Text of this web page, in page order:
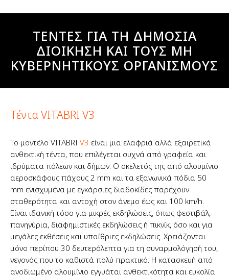
ΤΕΝΤΕΣ ΓΙΑ ΤΗ ΔΗΜΟΣΙΑ
ΔΙΟΙΚΗΣΗ ΚΑΙ ΤΟΥΣ ΜΗ
ΚΥΒΕΡΝΗΤΙΚΟΥΣ ΟΡΓΑΝΙΣΜΟΥΣ
Τέντα VITABRI V3
Το μοντέλο VITABRI V3 είναι μια ελαφριά αλλά εξαιρετικά
ανθεκτική τέντα, που επιλέγεται συχνά από γραφεία και
ιδρύματα πόλεων και δήμων. Ο σκελετός της από αλουμίνιο
αεροσκάφους πάχους 2 mm και τα εξαγωνικά πόδια 50
mm ενισχυμένα με εγκάρσιες διαδοκίδες παρέχουν
σταθερότητα και αντοχή στον άνεμο έως και 100 km/h.
Είναι ιδανική τόσο για μικρές εκδηλώσεις, όπως φεστιβάλ,
πανηγύρια, διαφημιστικές εκδηλώσεις ή πικνίκ, όσο και για
μεγάλες εκθέσεις και υπαίθριες εκδηλώσεις. Χρειάζονται
μόνο περίπου 30 δευτερόλεπτα για τη συναρμολόγησή του,
γεγονός που το καθιστά πολύ πρακτικό. Η κατασκευή από
ανοδιωμένο αλουμίνιο εγγυάται ανθεκτικότητα και ευκολία